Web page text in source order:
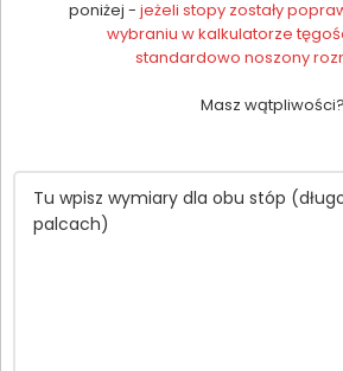
poniżej - jeżeli stopy zostały
wybraniu w kalkulatorze
standardowo noszony
Masz